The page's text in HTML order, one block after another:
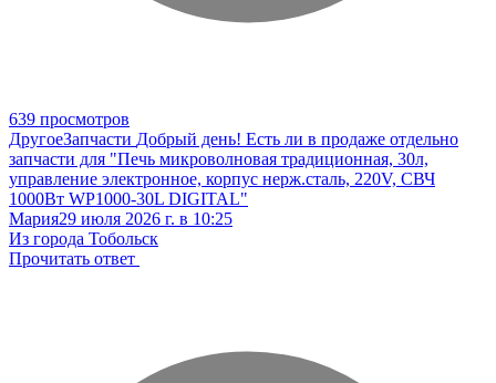
639 просмотров
ДругоеЗапчасти Добрый день! Есть ли в продаже отдельно
запчасти для "Печь микроволновая традиционная, 30л,
управление электронное, корпус нерж.сталь, 220V, СВЧ
1000Вт WP1000-30L DIGITAL"
Мария29 июля 2026 г. в 10:25
Из города Тобольск
Прочитать ответ